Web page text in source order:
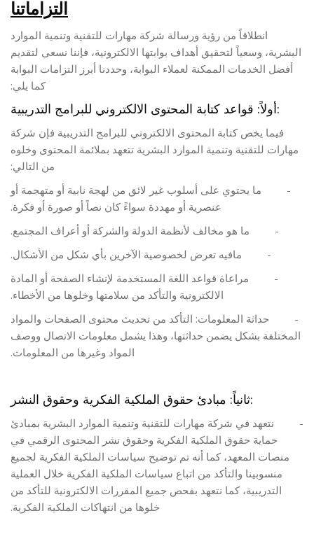
التزاماتنا
انطلاقاً من رؤية ورسالة شركة مهارات للتقنية وتنمية الموارد
البشرية، وسعياً لتحقيق أهداف بوابتها الالكترونية، فإننا نسعى لتقديم
أفضل الخدمات الممكنة لعملاء البوابة، وحددنا أبرز التزامات البوابة
كما يلي:
أولاً: قواعد كتابة المحتوى الالكتروني للبرامج التدريبية:
فيما يخص كتابة المحتوى الالكتروني للبرامج التدريبية فإن شركة
مهارات للتقنية وتنمية الموارد البشرية تتعهد بملائمة المحتوى وخلوه
من التالي:
- ما يحتوي على أسلوب غير لائق من لهجة نابية أو متهجمة أو
عنصرية أو مهددة سواءً كان نصاً أو صورة أو فكرة.
- ما هو مخالف لأنظمة الدولة والشركة أو أعراف المجتمع.
- مافيه تعرض لخصوصية الآخرين بأي شكل من الأشكال.
- مراعاة قواعد اللغة المستخدمة لإنشاء الصفحة أو المادة
الالكترونية والتأكد من سلامتها وخلوها من الأخطاء.
- حداثة المعلومات: التأكد من تحديث محتوى الصفحات والمواد
المختلفة بشكل يضمن حداثتها، وهذا يشمل معلومات الاتصال ووصف
المواد وغيرها من المعلومات.
ثانياً: مبادئ حقوق الملكية الفكرية وحقوق النشر:
- نتعهد في شركة مهارات للتقنية وتنمية الموارد البشرية بمبادئ
حماية حقوق الملكية الفكرية وحقوق نشر المحتوى الرقمي في
منصات المعهد، كما أنه تم توضيح سياسات الملكية الفكرية لجميع
منسوبينا والتأكد من اتباع سياسات الملكية الفكرية خلال العملية
التدريبية، كما نتعهد بفحص جميع المقررات الالكترونية للتأكد من
خلوها من انتهاكات الملكية الفكرية.